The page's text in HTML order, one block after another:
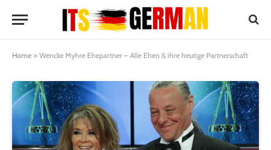
Home » Wencke Myhre Ehepartner – Alle Ehen & ihre heutige Partnerschaft